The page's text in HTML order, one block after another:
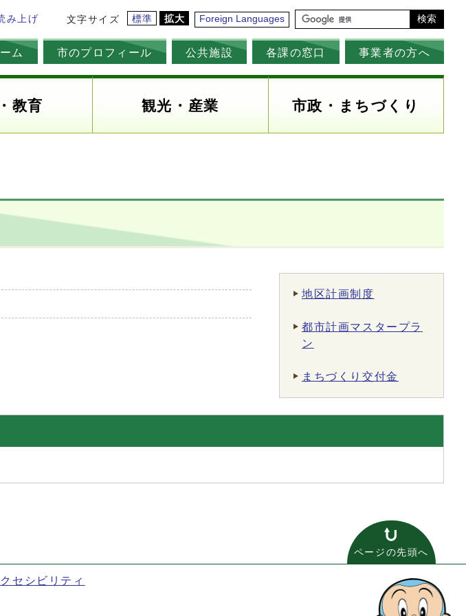
み上げ 文字サイズ 標準 拡大 Foreign Languages 検索
ム 市のプロフィール 公共施設 各課の窓口 事業者の方へ
教育 観光・産業 市政・まちづくり
地区計画制度
都市計画マスタープラ
ン
まちづくり交付金
ページの先頭へ
セシビリティ